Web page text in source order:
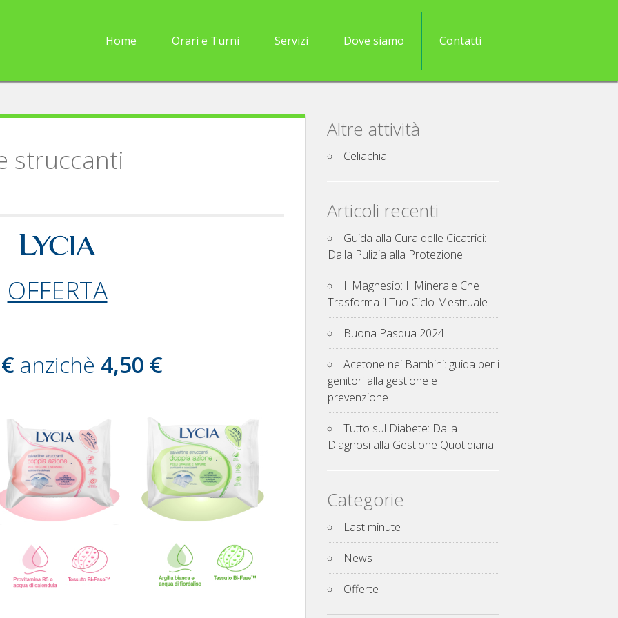
Home Orari e Turni Servizi Dove siamo Contatti
struccanti
OFFERTA
anzichè 4,50 €
Altre attività
Celiachia
Articoli recenti
Guida alla Cura delle Cicatrici:
Dalla Pulizia alla Protezione
Il Magnesio: Il Minerale Che
Trasforma il Tuo Ciclo Mestruale
Buona Pasqua 2024
Acetone nei Bambini: guida per i
genitori alla gestione e
prevenzione
Tutto sul Diabete: Dalla
Diagnosi alla Gestione Quotidiana
Categorie
Last minute
News
Offerte